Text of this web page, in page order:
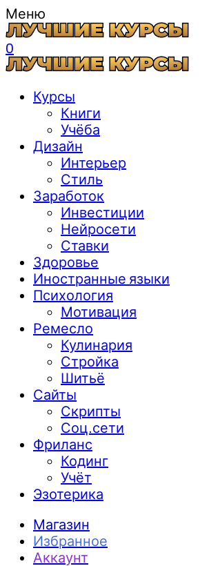
Меню
0
Курсы
Книги
Учёба
Дизайн
Интерьер
Стиль
Заработок
Инвестиции
Нейросети
Ставки
Здоровье
Иностранные языки
Психология
Мотивация
Ремесло
Кулинария
Стройка
Шитьё
Сайты
Скрипты
Соц.сети
Фриланс
Кодинг
Учёт
Эзотерика
Магазин
Избранное
Аккаунт